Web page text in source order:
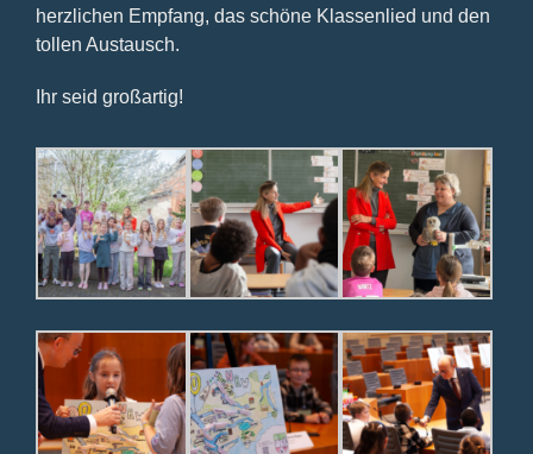
herzlichen Empfang, das schöne Klassenlied und den
tollen Austausch.
Ihr seid großartig!